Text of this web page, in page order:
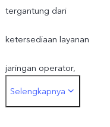
tergantung dari
ketersediaan layanan
jaringan operator,
ketentuan dan hukum
Selengkapnya